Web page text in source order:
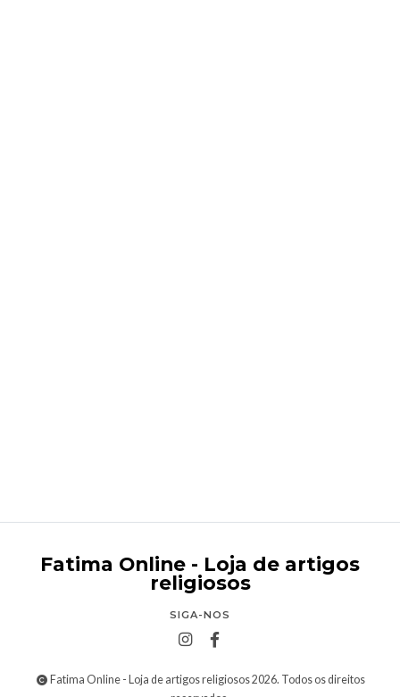
Fatima Online - Loja de artigos
religiosos
SIGA-NOS
Fatima Online - Loja de artigos religiosos 2026. Todos os direitos